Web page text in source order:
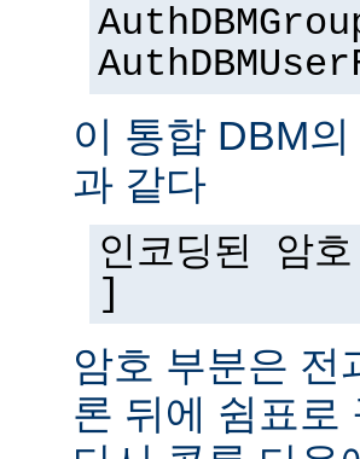
이 통합 DBM
과 같다
인코딩된
]
암호 부분은 전
론 뒤에 쉼표로